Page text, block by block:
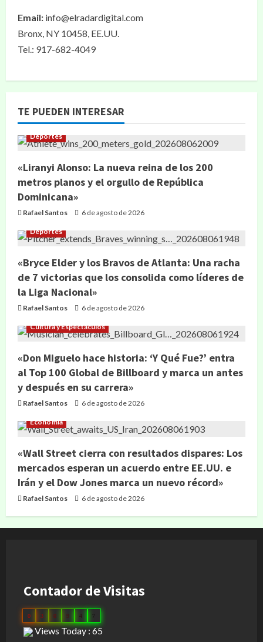
Email: info@elradardigital.com
Bronx, NY 10458, EE.UU.
Tel.: 917-682-4049
TE PUEDEN INTERESAR
Deportes
«Liranyi Alonso: La nueva reina de los 200
metros planos y el orgullo de República
Dominicana»
Rafael Santos 6 de agosto de 2026
Deportes
«Bryce Elder y los Bravos de Atlanta: Una racha
de 7 victorias que los consolida como líderes de
la Liga Nacional»
Rafael Santos 6 de agosto de 2026
Cultura y Espectáculos
«Don Miguelo hace historia: ‘Y Qué Fue?’ entra
al Top 100 Global de Billboard y marca un antes
y después en su carrera»
Rafael Santos 6 de agosto de 2026
Economía
«Wall Street cierra con resultados dispares: Los
mercados esperan un acuerdo entre EE.UU. e
Irán y el Dow Jones marca un nuevo récord»
Rafael Santos 6 de agosto de 2026
Contador de Visitas
0 3 0 9 4 7
Views Today : 65